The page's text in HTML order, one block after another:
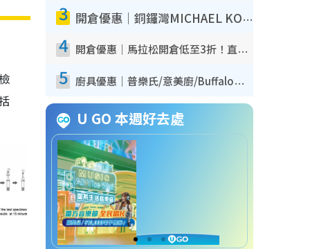
3 開倉優惠｜銅鑼灣MICHAEL KORS開倉低至17折！直擊$500起買手袋/銀包/鞋款 必買經典Jet Set系列
4 開倉優惠｜馬拉松開倉低至3折！直擊$99起買adidas／New Balance／Puma鞋款 STANLEY保溫杯劈價至$119起
5 廚具優惠｜普樂氏/意美廚/Buffalo廚具低至3折！$89起買煎鍋／炒鑊／個人鍋 同場小家電激減至$99起
U GO 本週好去處